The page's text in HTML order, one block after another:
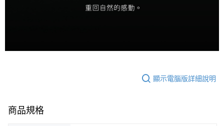
顯示電腦版詳細說明
商品規格